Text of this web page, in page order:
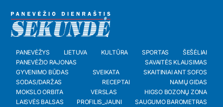
PANEVĖŽYS LIETUVA KULTŪRA SPORTAS
ŠEŠĖLIAI
PANEVĖŽIO RAJONAS
SAVAITĖS KLAUSIMAS
GYVENIMO BŪDAS
SVEIKATA
SKAITINIAI ANT SOFOS
SODAS/DARŽAS
RECEPTAI
NAMŲ GIDAS
MOKSLO ORBITA
VERSLAS
HIGSO BOZONŲ ZONA
LAISVĖS BALSAS
PROFILIS_JAUNI
SAUGUMO BAROMETRAS